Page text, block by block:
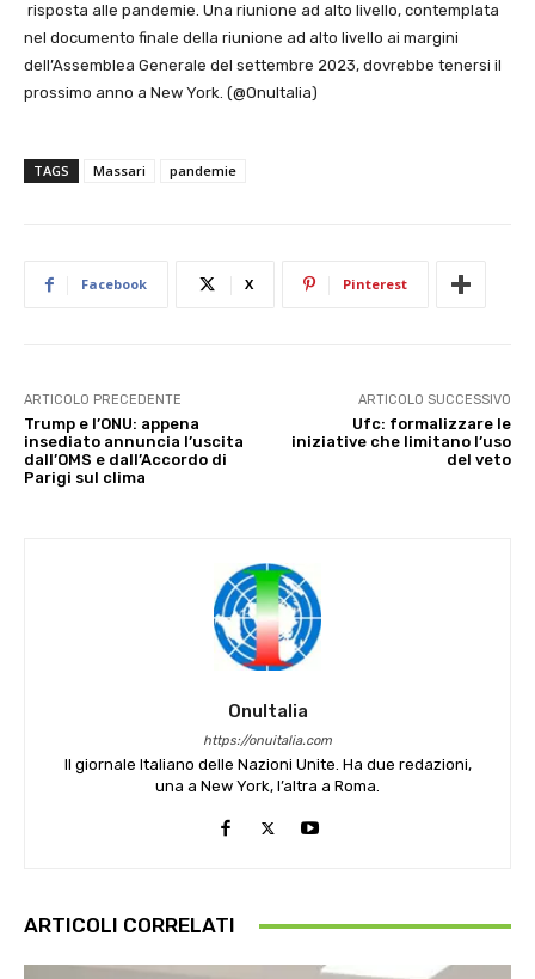
risposta alle pandemie. Una riunione ad alto livello, contemplata
nel documento finale della riunione ad alto livello ai margini
dell’Assemblea Generale del settembre 2023, dovrebbe tenersi il
prossimo anno a New York. (@OnuItalia)
TAGS Massari pandemie
Facebook X Pinterest
ARTICOLO PRECEDENTE
Trump e l’ONU: appena
insediato annuncia l’uscita
dall’OMS e dall’Accordo di
Parigi sul clima
ARTICOLO SUCCESSIVO
Ufc: formalizzare le
iniziative che limitano l’uso
del veto
OnuItalia
https://onuitalia.com
Il giornale Italiano delle Nazioni Unite. Ha due redazioni,
una a New York, l’altra a Roma.
ARTICOLI CORRELATI